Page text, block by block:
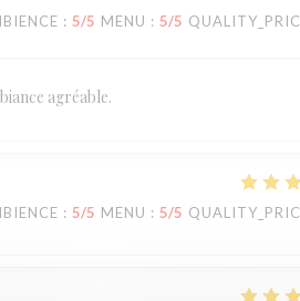
: 5/5 MENU : 5/5
agréable.
: 5/5 MENU : 5/5